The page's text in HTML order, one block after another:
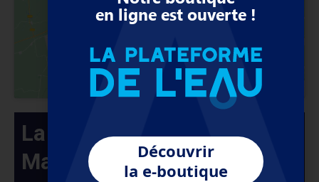
La Plateforme de l'Eau
Manosque (04)
en ligne est ouverte !
Découvrir
la e-boutique